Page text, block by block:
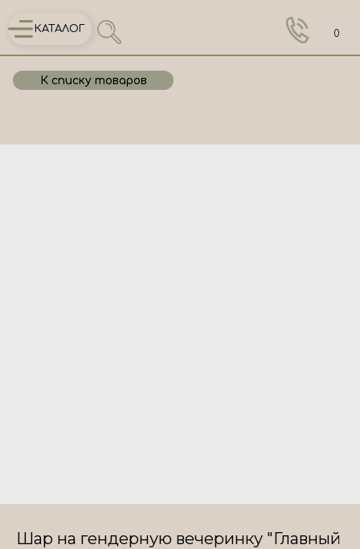
КАТАЛОГ 0
К списку товаров
Шар на гендерную вечеринку "Главный